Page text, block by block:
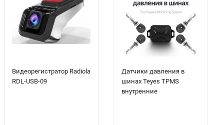
Видеорегистратор Radiola
RDL-USB-09
Датчики давления в
шинах Teyes TPMS
внутренние